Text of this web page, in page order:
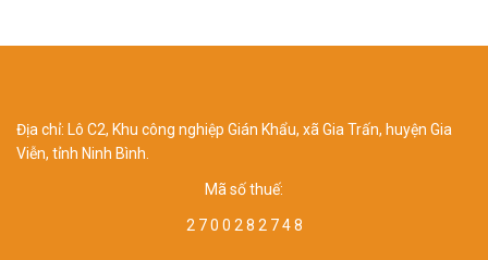
Địa chỉ: Lô C2, Khu công nghiệp Gián Khẩu, xã Gia Trấn, huyện Gia
Viễn, tỉnh Ninh Bình.
Mã số thuế:
2 7 0 0 2 8 2 7 4 8